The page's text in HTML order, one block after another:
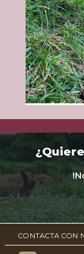
CONTACTA CON